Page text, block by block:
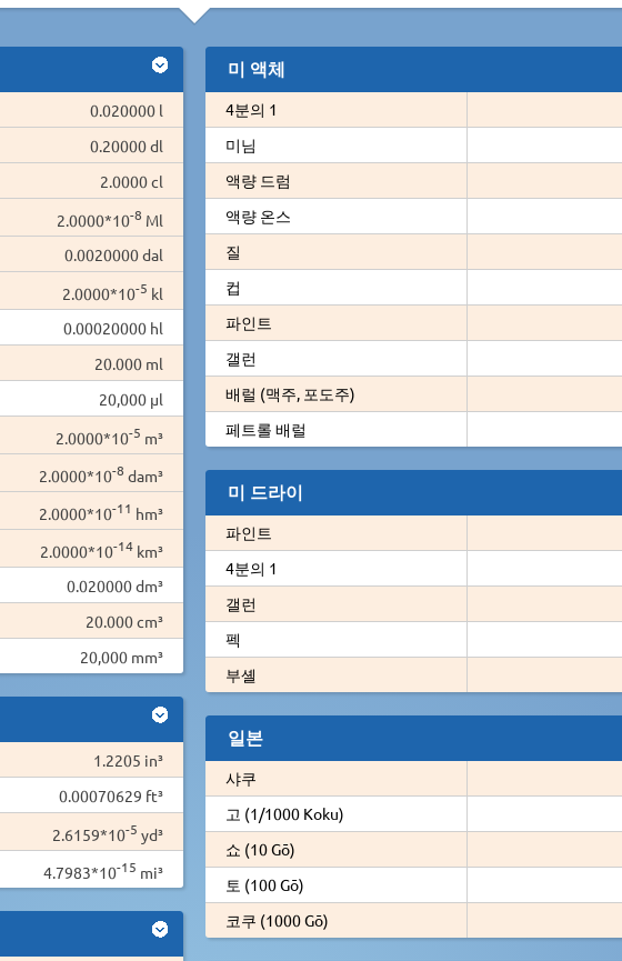
0.020000 l
0.20000 dl
2.0000 cl
2.0000*10-8 Ml
0.0020000 dal
2.0000*10-5 kl
0.00020000 hl
20.000 ml
20,000 µl
2.0000*10-5 m³
2.0000*10-8 dam³
2.0000*10-11 hm³
2.0000*10-14 km³
0.020000 dm³
20.000 cm³
20,000 mm³
1.2205 in³
0.00070629 ft³
2.6159*10-5 yd³
4.7983*10-15 mi³
미 액체
4분의 1
미님
액량 드럼
액량 온스
질
컵
파인트
갤런
배럴 (맥주, 포도주)
페트롤 배럴
미 드라이
파인트
4분의 1
갤런
펙
부셸
일본
샤쿠
고 (1/1000 Koku)
쇼 (10 Gō)
토 (100 Gō)
코쿠 (1000 Gō)